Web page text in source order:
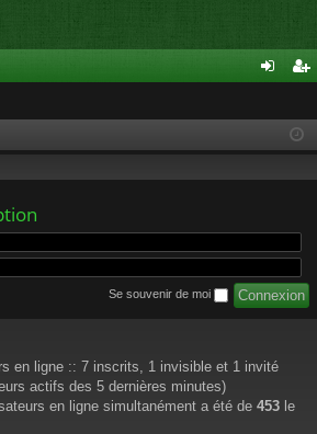
cri
Se souvenir de moi
en ligne :: 7 inscrits, 1 invisible et 1 invité
actifs des 5 dernières minutes)
en ligne simultanément a été de 453 le